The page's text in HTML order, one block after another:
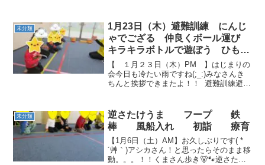
未分類
1月23日（木）避難訓練 にんじ
ゃでござる 仲良くボール運び
キラキラボトルで遊ぼう ひも通
し 療育
【 １月２３日（木）PM 】はじまりの
会今日も冷たい雨ですね(;_:)みなさんき
ちんと挨拶できまたよ！！ 避難訓練避難
を守ることです。しっかり訓練しましょ
う！ もし...
未分類
逆さたけうま フープ 鉄
棒 風船入れ 初詣 療育
【1月6日（土）AM】お久しぶりです( *
´艸｀)アシカさん！と思ったらそのまま移
動。。。！！くまさん歩き🐻🐾逆さたけ